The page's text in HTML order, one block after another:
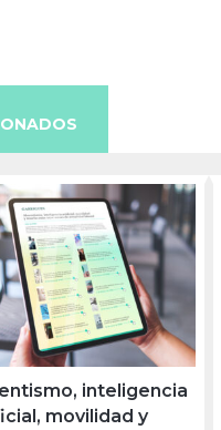
inteligencia
movilidad y